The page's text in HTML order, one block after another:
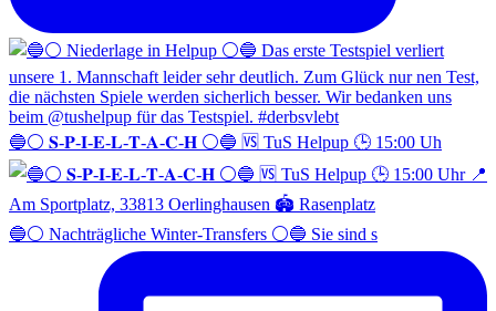
🔵⚪️ 𝐒-𝐏-𝐈-𝐄-𝐋-𝐓-𝐀-𝐂-𝐇 ⚪️🔵 🆚 TuS Helpup 🕒 15:00 Uh
🔵⚪️ Nachträgliche Winter-Transfers ⚪️🔵 Sie sind s